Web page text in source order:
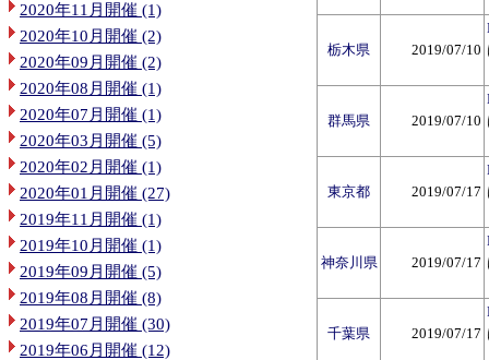
2020年11月開催 (1)
2020年10月開催 (2)
2020年09月開催 (2)
2020年08月開催 (1)
2020年07月開催 (1)
2020年03月開催 (5)
2020年02月開催 (1)
2020年01月開催 (27)
2019年11月開催 (1)
2019年10月開催 (1)
2019年09月開催 (5)
2019年08月開催 (8)
2019年07月開催 (30)
2019年06月開催 (12)
栃木県 2019/07/10
群馬県 2019/07/10
東京都 2019/07/17
神奈川県 2019/07/17
千葉県 2019/07/17